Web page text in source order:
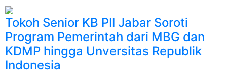
Tokoh Senior KB PII Jabar Soroti
Program Pemerintah dari MBG dan
KDMP hingga Unversitas Republik
Indonesia